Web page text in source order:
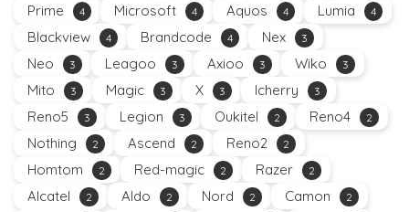
Prime 4 Microsoft 4 Aquos 4 Lumia 4
Blackview 4 Brandcode 4 Nex 3
Neo 3 Leagoo 3 Axioo 3 Wiko 3
Mito 3 Magic 3 X 3 Icherry 3
Reno5 3 Legion 3 Oukitel 2 Reno4 2
Nothing 2 Ascend 2 Reno2 2
Homtom 2 Red-magic 2 Razer 2
Alcatel 2 Aldo 2 Nord 2 Camon 2